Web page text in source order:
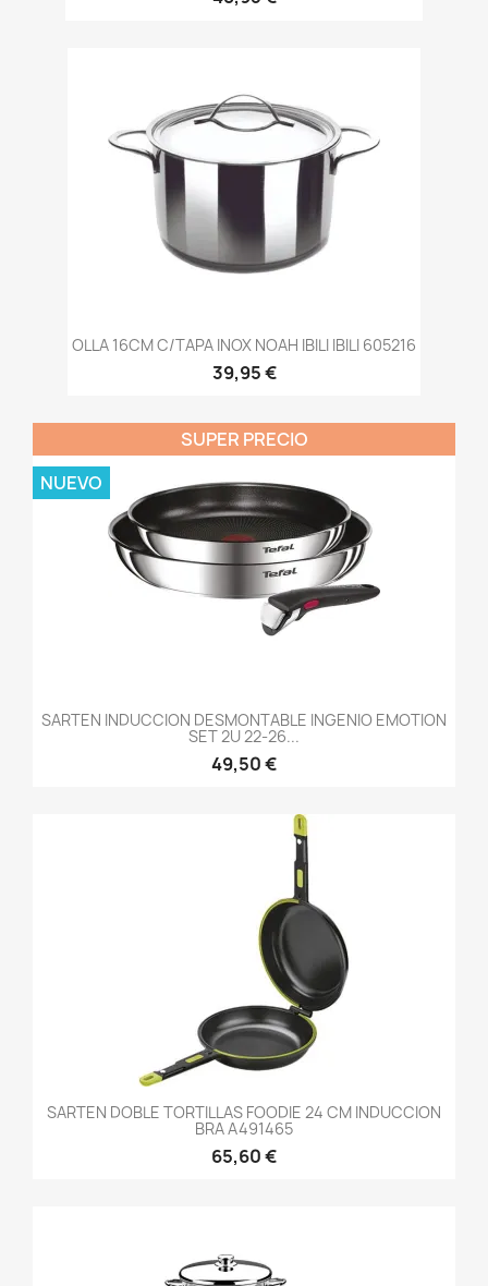
OLLA 16CM C/TAPA INOX NOAH IBILI IBILI 605216
39,95 €
SARTEN INDUCCION DESMONTABLE INGENIO EMOTION
SET 2U 22-26...
49,50 €
SUPER PRECIO
NUEVO
SARTEN DOBLE TORTILLAS FOODIE 24 CM INDUCCION
BRA A491465
65,60 €